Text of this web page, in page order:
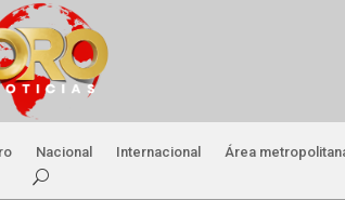
Nacional Internacional Área